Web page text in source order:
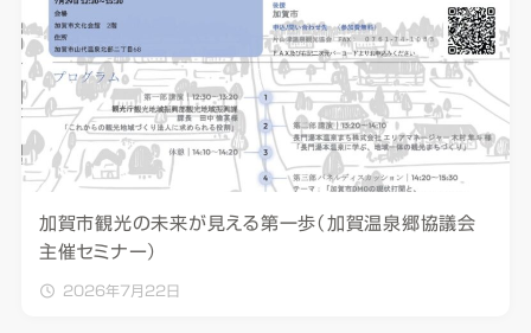
加賀市観光の未来が見える第一歩（加賀温泉郷協議会
主催セミナー）
2026年7月22日